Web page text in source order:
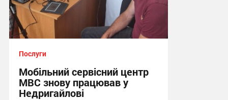
Послуги
Мобільний сервісний центр
МВС знову працював у
Недригайлові